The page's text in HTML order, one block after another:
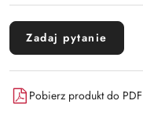
Zadaj pytanie
Pobierz produkt do PDF